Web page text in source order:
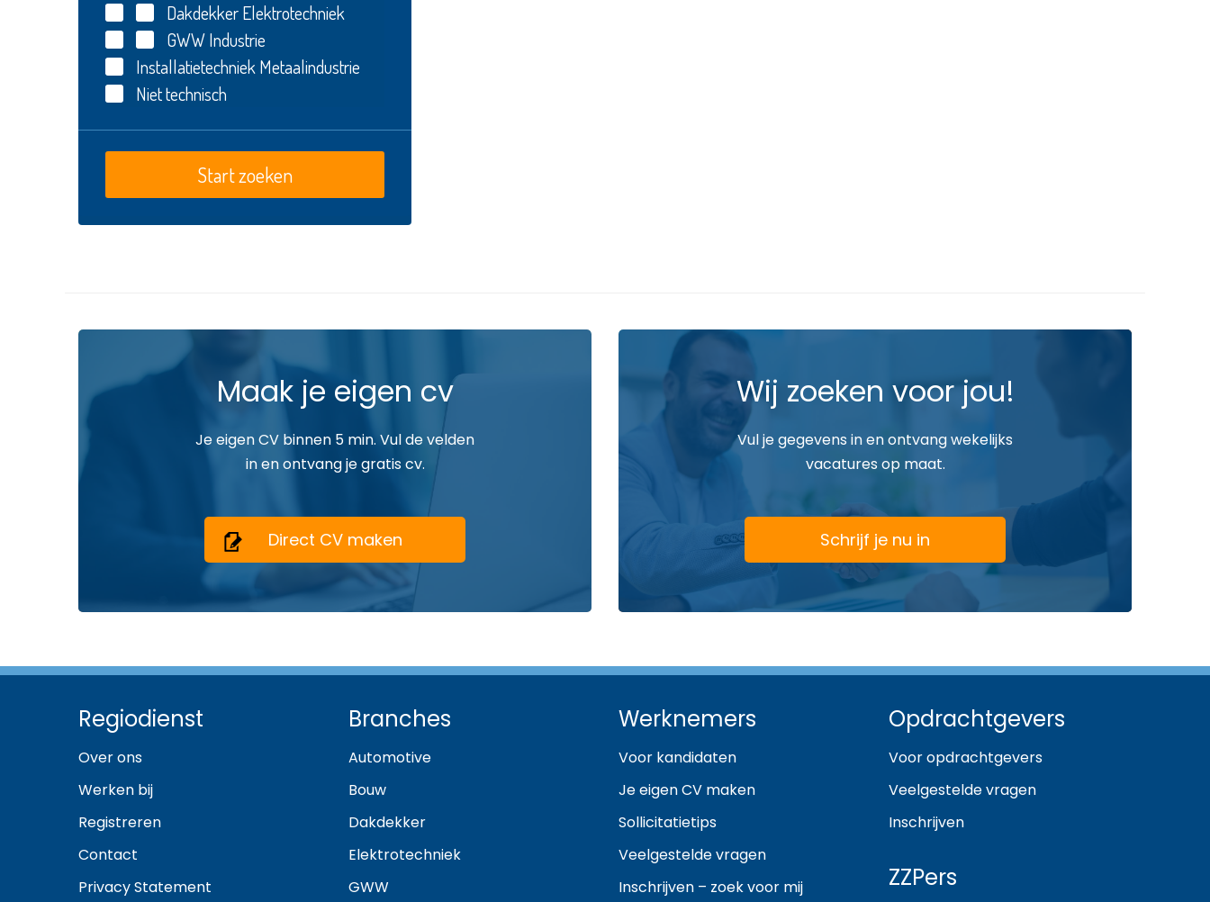
DakdekkerElektrotechniek
GWWIndustrie
Installatietechniek Metaalindustrie
Niet technisch
Maak je eigen cv
Je eigen CV binnen 5 min. Vul de velden
in en ontvang je gratis cv.
Direct CV maken
Wij zoeken voor jou!
Vul je gegevens in en ontvang wekelijks
vacatures op maat.
Schrijf je nu in
Regiodienst
Over ons
Werken bij
Registreren
Contact
Privacy Statement
Branches
Automotive
Bouw
Dakdekker
Elektrotechniek
GWW
Werknemers
Voor kandidaten
Je eigen CV maken
Sollicitatietips
Veelgestelde vragen
Inschrijven – zoek voor mij
Opdrachtgevers
Voor opdrachtgevers
Veelgestelde vragen
Inschrijven
ZZPers